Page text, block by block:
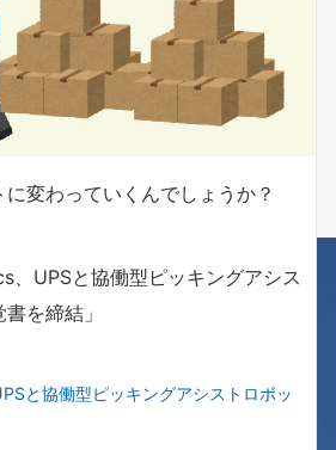
変わっていくんでしょうか？
、UPSと協働型ピッキングアシス
を締結」
と協働型ピッキングアシストロボッ